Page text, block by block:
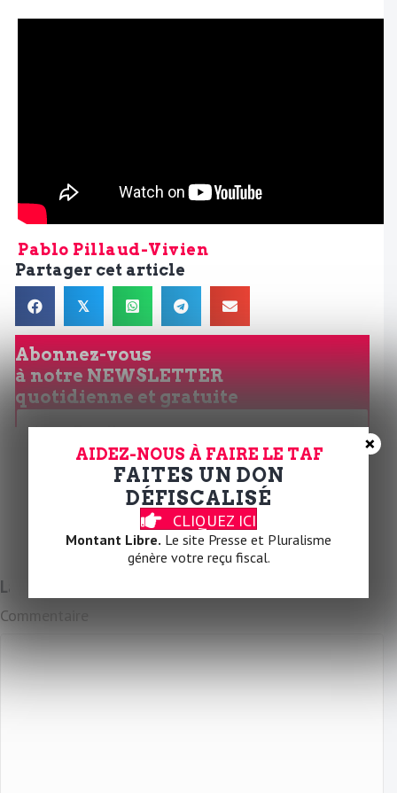
Pablo Pillaud-Vivien
Partager cet article
𝕏
Abonnez-vous
à notre NEWSLETTER
quotidienne et gratuite
l
JE M'ABONNE
Laissez un commentaire
Commentaire
AIDEZ-NOUS À FAIRE LE TAF
FAITES UN DON
DÉFISCALISÉ
CLIQUEZ ICI
Montant Libre. Le site Presse et Pluralisme
génère votre reçu fiscal.
×